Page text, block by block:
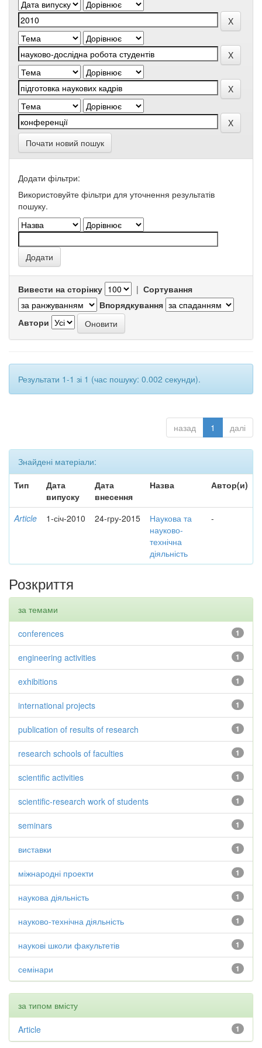
Почати новий пошук
Додати фільтри:
Використовуйте фільтри для уточнення результатів
пошуку.
Вивести на сторінку | Сортування
Впорядкування
Автори
Результати 1-1 зі 1 (час пошуку: 0.002 секунди).
назад 1 далі
Знайдені матеріали:
Тип
Дата
випуску
Дата
внесення
Назва Автор(и)
Article 1-січ-2010 24-гру-2015
Наукова та
науково-
технічна
діяльність
-
Розкриття
за темами
1
conferences
1
engineering activities
1
exhibitions
1
international projects
1
publication of results of research
1
research schools of faculties
1
scientific activities
1
scientific-research work of students
1
seminars
1
виставки
1
міжнародні проекти
1
наукова діяльність
1
науково-технічна діяльність
1
наукові школи факультетів
1
семінари
за типом вмісту
1
Article